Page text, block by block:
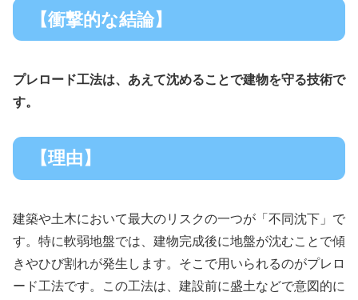
【衝撃的な結論】
プレロード工法は、あえて沈めることで建物を守る技術で
す。
【理由】
建築や土木において最大のリスクの一つが「不同沈下」で
す。特に軟弱地盤では、建物完成後に地盤が沈むことで傾
きやひび割れが発生します。そこで用いられるのがプレロ
ード工法です。この工法は、建設前に盛土などで意図的に